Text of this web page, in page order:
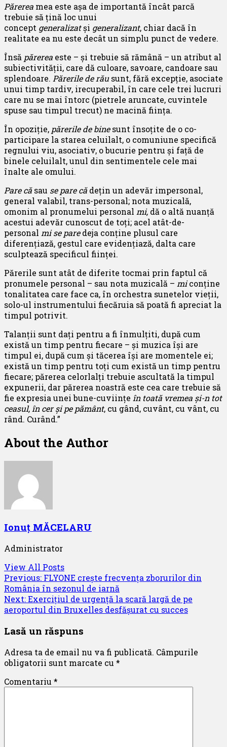
Părerea mea este așa de importantă încât parcă
trebuie să țină loc unui
concept generalizatși generalizant, chiar dacă în
realitate ea nu este decât un simplu punct de vedere.
Însă părerea este – și trebuie să rămână – un atribut al
subiectivității, care dă culoare, savoare, candoare sau
splendoare. Părerile de răusunt, fără excepție, asociate
unui timp tardiv, irecuperabil, în care cele trei lucruri
care nu se mai întorc (pietrele aruncate, cuvintele
spuse sau timpul trecut) ne macină ființa.
În opoziție, părerile de binesunt însoțite de o co-
participare la starea celuilalt, o comuniune specifică
regnului viu, asociativ, o bucurie pentru și față de
binele celuilalt, unul din sentimentele cele mai
înalte ale omului.
Pare căsau se pare cădețin un adevăr impersonal,
general valabil, trans-personal; nota muzicală,
omonim al pronumelui personal mi, dă o altă nuanță
acestui adevăr cunoscut de toți; acel atât-de-
personal mi se paredeja conține plusul care
diferențiază, gestul care evidențiază, dalta care
sculptează specificul ființei.
Părerile sunt atât de diferite tocmai prin faptul că
pronumele personal – sau nota muzicală – miconține
tonalitatea care face ca, în orchestra sunetelor vieții,
solo-ul instrumentului fiecăruia să poată fi apreciat la
timpul potrivit.
Talanții sunt dați pentru a fi înmulțiti, după cum
există un timp pentru fiecare – și muzica își are
timpul ei, după cum și tăcerea își are momentele ei;
există un timp pentru toți cum există un timp pentru
fiecare; părerea celorlalți trebuie ascultată la timpul
expunerii, dar părerea noastră este cea care trebuie să
fie expresia unei bune-cuviințe în toată vremea și-n tot
ceasul, în cer și pe pământ, cu gând, cuvânt, cu vânt, cu
rând. Curând.”
About the Author
Ionuț MĂCELARU
Administrator
View All Posts
Post
navigation
Previous: FLYONE crește frecvența zborurilor din
România în sezonul de iarnă
Next:Exercițiul de urgență la scară largă de pe
aeroportul din Bruxelles desfășurat cu succes
Lasă un răspuns
Adresa ta de email nu va fi publicată. Câmpurile
obligatorii sunt marcate cu *
Comentariu *